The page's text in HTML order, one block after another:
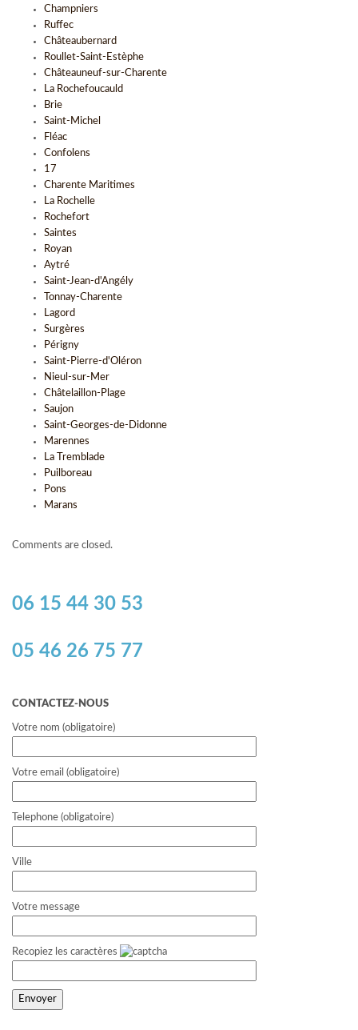
Champniers
Ruffec
Châteaubernard
Roullet-Saint-Estèphe
Châteauneuf-sur-Charente
La Rochefoucauld
Brie
Saint-Michel
Fléac
Confolens
17
Charente Maritimes
La Rochelle
Rochefort
Saintes
Royan
Aytré
Saint-Jean-d'Angély
Tonnay-Charente
Lagord
Surgères
Périgny
Saint-Pierre-d'Oléron
Nieul-sur-Mer
Châtelaillon-Plage
Saujon
Saint-Georges-de-Didonne
Marennes
La Tremblade
Puilboreau
Pons
Marans
Comments are closed.
06 15 44 30 53
05 46 26 75 77
CONTACTEZ-NOUS
Votre nom (obligatoire)
Votre email (obligatoire)
Telephone (obligatoire)
Ville
Votre message
Recopiez les caractères